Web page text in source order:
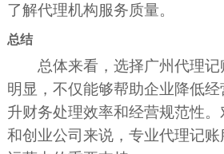
了解代理机构服务质量。
总结
总体来看，选择广州代理
明显，不仅能够帮助企业降低
升财务处理效率和经营规范性
和创业公司来说，专业代理记